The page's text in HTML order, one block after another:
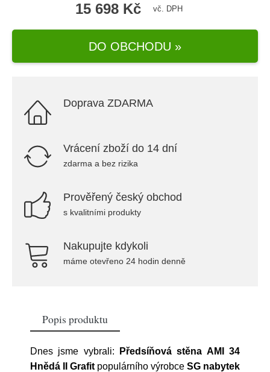
15 698 Kč vč. DPH
DO OBCHODU »
Doprava ZDARMA
Vrácení zboží do 14 dní
zdarma a bez rizika
Prověřený český obchod
s kvalitními produkty
Nakupujte kdykoli
máme otevřeno 24 hodin denně
Popis produktu
Dnes jsme vybrali:
Předsíňová stěna AMI 34
Hnědá II Grafit populárního výrobce SG nabytek